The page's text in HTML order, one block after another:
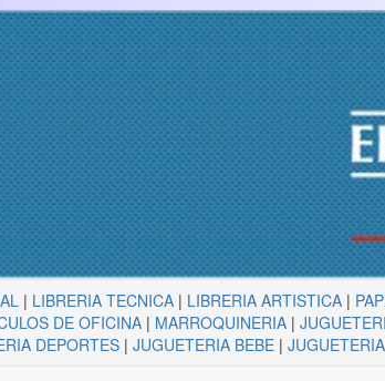
| LIBRERIA TECNICA | LIBRERIA ARTISTICA |
DE OFICINA| MARROQUINERIA|
DEPORTES| JUGUETERIA BEBE|